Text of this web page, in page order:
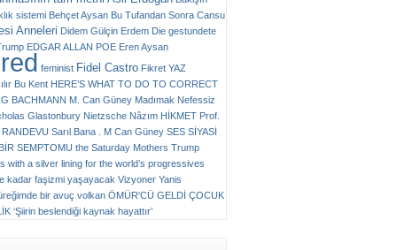
sistemi Behçet Aysan Bu Tufandan Sonra Cansu
Anneleri Didem Gülçin Erdem Die gestundete
EDGAR ALLAN POE Eren Aysan
feminist Fidel Castro Fikret YAZ
Bu Kent HERE’S WHAT TO DO TO CORRECT
BACHMANN M. Can Güney Madımak Nefessiz
Glastonbury Nietzsche Nâzım HİKMET Prof.
RANDEVU Sarıl Bana . M Can Güney SES SİYASİ
SEMPTOMU the Saturday Mothers Trump
with a silver lining for the world’s progressives
kadar faşizmi yaşayacak Vizyoner Yanis
bir avuç volkan ÖMÜR'CÜ GELDİ ÇOCUK
‘Şiirin beslendiği kaynak hayattır’